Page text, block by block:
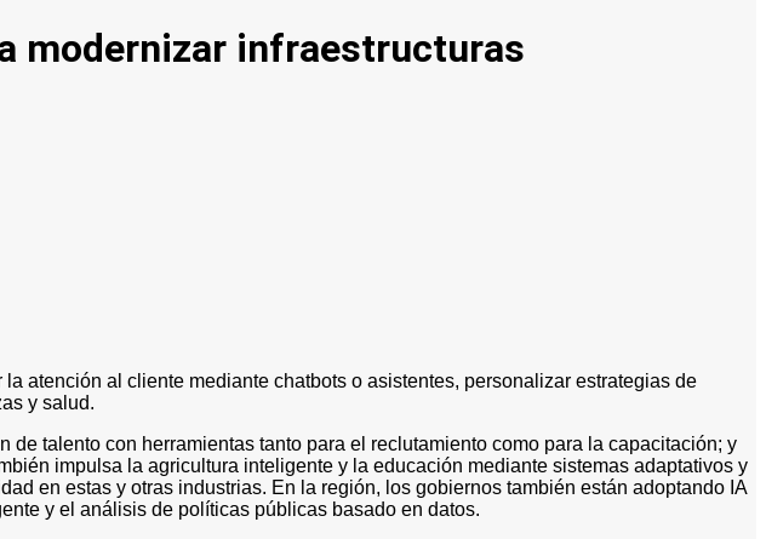
modernizar infraestructuras
atención al cliente mediante chatbots o asistentes, personalizar estrategias de
y salud.
talento con herramientas tanto para el reclutamiento como para la capacitación; y
impulsa la agricultura inteligente y la educación mediante sistemas adaptativos y
en estas y otras industrias. En la región, los gobiernos también están adoptando IA
y el análisis de políticas públicas basado en datos.